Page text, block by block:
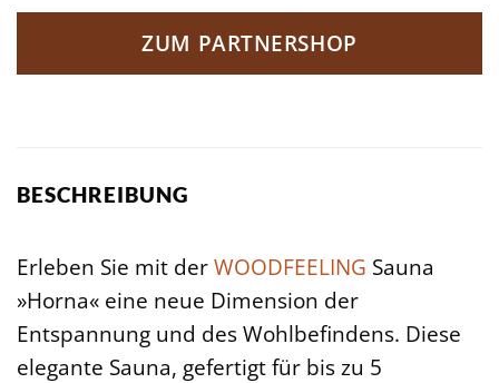
ZUM PARTNERSHOP
BESCHREIBUNG
Erleben Sie mit derWOODFEELING Sauna
»Horna« eine neue Dimension der
Entspannung und des Wohlbefindens. Diese
elegante Sauna, gefertigt für bis zu 5